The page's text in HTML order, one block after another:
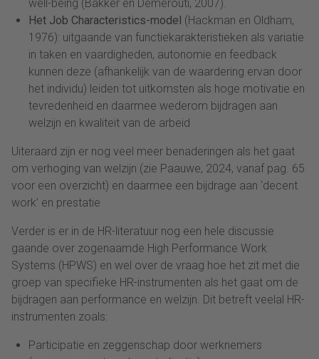
well-being (Bakker en Demerouti, 2007).
Het Job Characteristics-model (Hackman en Oldham,
1976): uitgaande van functiekarakteristieken als variatie
in taken en vaardigheden, autonomie en feedback
kunnen deze (afhankelijk van de waardering ervan door
het individu) leiden tot uitkomsten als hoge motivatie en
tevredenheid en daarmee wederom bijdragen aan
welzijn en kwaliteit van de arbeid
Uiteraard zijn er nog veel meer benaderingen als het gaat
om verhoging van welzijn (zie Paauwe, 2024, vanaf pag. 65
voor een overzicht) en daarmee een bijdrage aan ‘decent
work’ en prestatie
Verder is er in de HR-literatuur nog een hele discussie
gaande over zogenaamde High Performance Work
Systems (HPWS) en wel over de vraag hoe het zit met die
groep van specifieke HR-instrumenten als het gaat om de
bijdragen aan performance en welzijn. Dit betreft veelal HR-
instrumenten zoals:
Participatie en zeggenschap door werknemers